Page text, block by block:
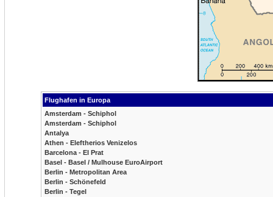
Flughafen in Europa
Amsterdam - Schiphol
Amsterdam - Schiphol
Antalya
Athen - Eleftherios Venizelos
Barcelona - El Prat
Basel - Basel / Mulhouse EuroAirport
Berlin - Metropolitan Area
Berlin - Schönefeld
Berlin - Tegel